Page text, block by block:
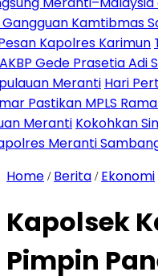
Kamtibmas Saat
KarimunTongkat
Prasetia Adi Sasmita
Hari Pertama
MPLS Ramah
Kokohkan Sinergitas
Sambangi Kajari
Home / Berita / Ekonomi
Kapolsek
Pimpin